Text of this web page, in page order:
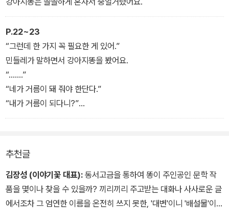
강아지똥은 민들레가 부러워 한숨이 나왔어요.
“그런데 한 가지 꼭 필요한 게 있어.”
민들레가 말하면서 강아지똥을 봤어요.
“…….”
“네가 거름이 돼 줘야 한단다.”
“내가 거름이 되다니?”
P.22~23
“그런데 한 가지 꼭 필요한 게 있어.”
민들레가 말하면서 강아지똥을 봤어요.
“…….”
“네가 거름이 돼 줘야 한단다.”
“내가 거름이 되다니?”
“네 몸뚱이를 고스란히 녹여 내 몸 속으로 들어와야 해.
추천글
김장성 (이야기꽃 대표): 동서고금을 통하여 똥이 주인공인 문학 작
품을 몇이나 찾을 수 있을까? 끼리끼리 주고받는 대화나 사사로운 글
에서조차 그 엄연한 이름을 온전히 쓰지 못한, '대변'이니 '배설물'이니